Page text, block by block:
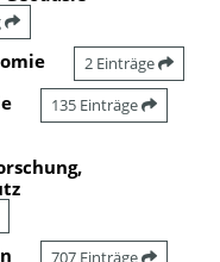
2 Einträge
135 Einträge
707 Einträge